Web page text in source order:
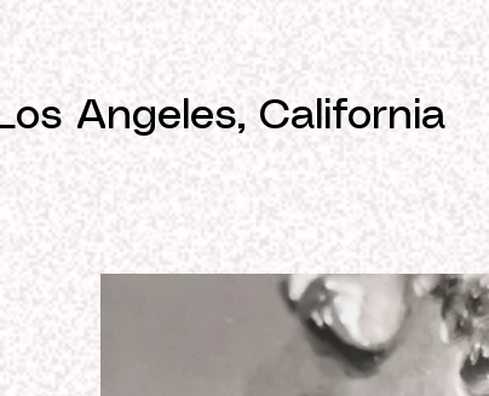
Angeles, California